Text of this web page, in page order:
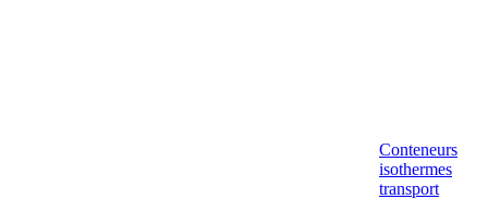
Conteneurs
isothermes
transport